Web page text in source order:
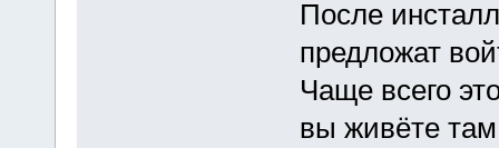
После
предложат
Чаще всего
вы живёте